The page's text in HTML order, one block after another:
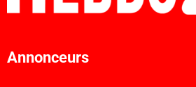
Annonceurs